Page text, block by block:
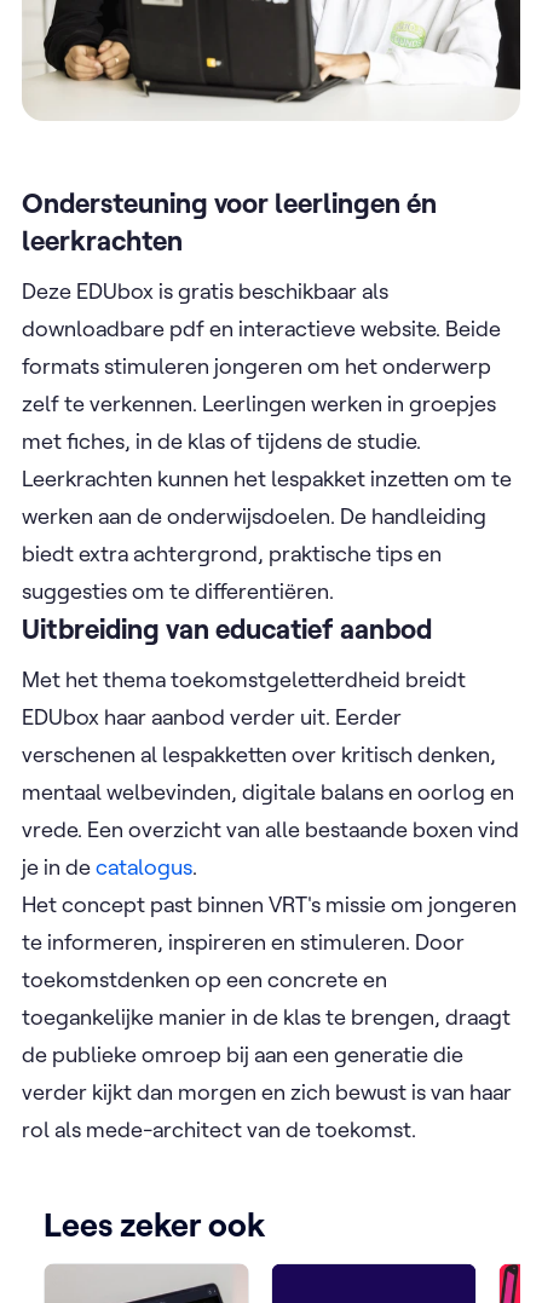
Ondersteuning voor leerlingen én
leerkrachten
Deze EDUbox is gratis beschikbaar als
downloadbare pdf en interactieve website. Beide
formats stimuleren jongeren om het onderwerp
zelf te verkennen. Leerlingen werken in groepjes
met fiches, in de klas of tijdens de studie.
Leerkrachten kunnen het lespakket inzetten om te
werken aan de onderwijsdoelen. De handleiding
biedt extra achtergrond, praktische tips en
suggesties om te differentiëren.
Uitbreiding van educatief aanbod
Met het thema toekomstgeletterdheid breidt
EDUbox haar aanbod verder uit. Eerder
verschenen al lespakketten over kritisch denken,
mentaal welbevinden, digitale balans en oorlog en
vrede. Een overzicht van alle bestaande boxen vind
je in decatalogus.
Het concept past binnen VRT's missie om jongeren
te informeren, inspireren en stimuleren. Door
toekomstdenken op een concrete en
toegankelijke manier in de klas te brengen, draagt
de publieke omroep bij aan een generatie die
verder kijkt dan morgen en zich bewust is van haar
rol als mede-architect van de toekomst.
Lees zeker ook